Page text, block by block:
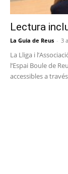
Lectura
La Guia de Reus - 3
La Lliga i
l’Espai Boule de
accessibles a